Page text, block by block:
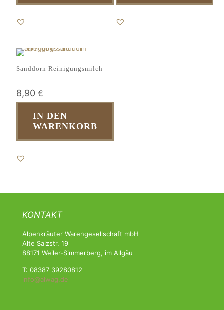
Sanddorn Reinigungsmilch
8,90 €
IN DEN
WARENKORB
KONTAKT
Alpenkräuter Warengesellschaft mbH
Alte Salzstr. 19
88171 Weiler-Simmerberg, im Allgäu
T: 08387 39280812
info@alwag.de